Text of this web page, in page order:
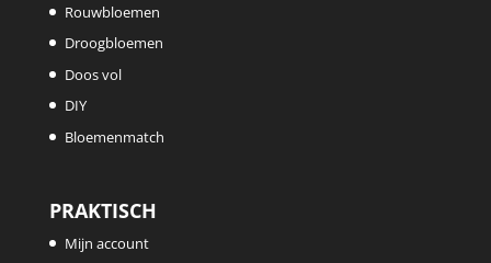
Rouwbloemen
Droogbloemen
Doos vol
DIY
Bloemenmatch
PRAKTISCH
Mijn account